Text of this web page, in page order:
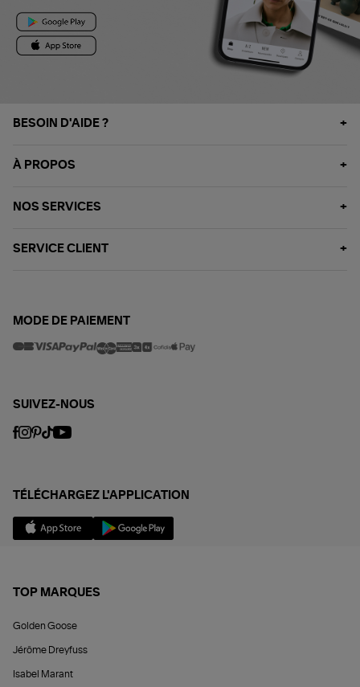
BESOIN D'AIDE ?
À PROPOS
NOS SERVICES
SERVICE CLIENT
MODE DE PAIEMENT
SUIVEZ-NOUS
TÉLÉCHARGEZ L'APPLICATION
TOP MARQUES
Golden Goose
Jérôme Dreyfuss
Isabel Marant